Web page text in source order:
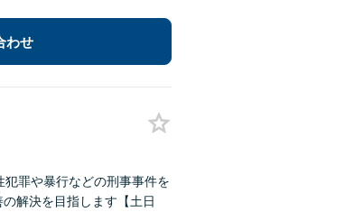
わせ
犯罪や暴行などの刑事事件を
解決を目指します【土日